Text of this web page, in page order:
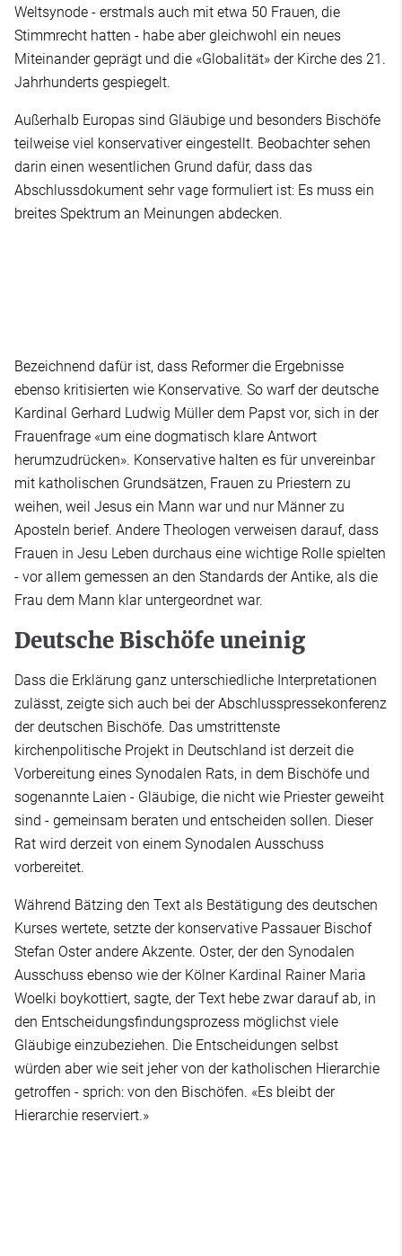
Weltsynode - erstmals auch mit etwa 50 Frauen, die
Stimmrecht hatten - habe aber gleichwohl ein neues
Miteinander geprägt und die «Globalität» der Kirche des 21.
Jahrhunderts gespiegelt.
Außerhalb Europas sind Gläubige und besonders Bischöfe
teilweise viel konservativer eingestellt. Beobachter sehen
darin einen wesentlichen Grund dafür, dass das
Abschlussdokument sehr vage formuliert ist: Es muss ein
breites Spektrum an Meinungen abdecken.
Bezeichnend dafür ist, dass Reformer die Ergebnisse
ebenso kritisierten wie Konservative. So warf der deutsche
Kardinal Gerhard Ludwig Müller dem Papst vor, sich in der
Frauenfrage «um eine dogmatisch klare Antwort
herumzudrücken». Konservative halten es für unvereinbar
mit katholischen Grundsätzen, Frauen zu Priestern zu
weihen, weil Jesus ein Mann war und nur Männer zu
Aposteln berief. Andere Theologen verweisen darauf, dass
Frauen in Jesu Leben durchaus eine wichtige Rolle spielten
- vor allem gemessen an den Standards der Antike, als die
Frau dem Mann klar untergeordnet war.
Deutsche Bischöfe uneinig
Dass die Erklärung ganz unterschiedliche Interpretationen
zulässt, zeigte sich auch bei der Abschlusspressekonferenz
der deutschen Bischöfe. Das umstrittenste
kirchenpolitische Projekt in Deutschland ist derzeit die
Vorbereitung eines Synodalen Rats, in dem Bischöfe und
sogenannte Laien - Gläubige, die nicht wie Priester geweiht
sind - gemeinsam beraten und entscheiden sollen. Dieser
Rat wird derzeit von einem Synodalen Ausschuss
vorbereitet.
Während Bätzing den Text als Bestätigung des deutschen
Kurses wertete, setzte der konservative Passauer Bischof
Stefan Oster andere Akzente. Oster, der den Synodalen
Ausschuss ebenso wie der Kölner Kardinal Rainer Maria
Woelki boykottiert, sagte, der Text hebe zwar darauf ab, in
den Entscheidungsfindungsprozess möglichst viele
Gläubige einzubeziehen. Die Entscheidungen selbst
würden aber wie seit jeher von der katholischen Hierarchie
getroffen - sprich: von den Bischöfen. «Es bleibt der
Hierarchie reserviert.»